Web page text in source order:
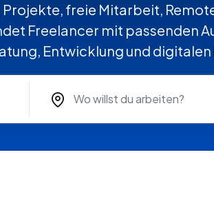
Projekte, freie Mitarbeit,
Freelancer mit passenden
Entwicklung und